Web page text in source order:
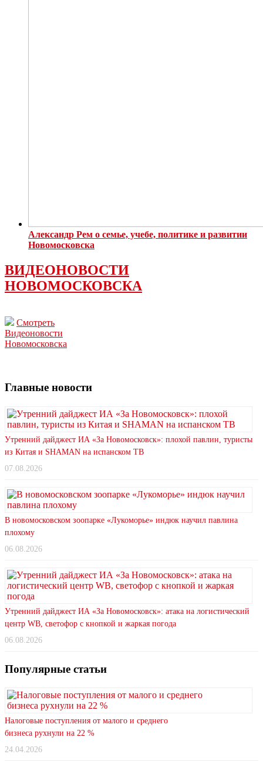
Александр Рем о семье, учебе, политике и развитии
Новомосковска
ВИДЕОНОВОСТИ
НОВОМОСКОВСКА
Смотреть
Видеоновости
Новомосковска
Главные новости
Утренний дайджест ИА «За Новомосковск»: плохой павлин, туристы
из Китая и SHAMAN на испанском ТВ
07.08.2026
В новомосковском зоопарке «Лукоморье» индюк научил павлина
плохому
06.08.2026
Утренний дайджест ИА «За Новомосковск»: атака на логистический
центр WB, светофор с кнопкой и жаркая погода
06.08.2026
Популярные статьи
Налоговые поступления от малого и среднего
бизнеса рухнули на 22 %
24.04.2026